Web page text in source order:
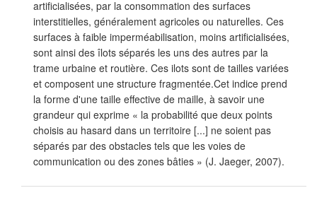
artificialisées, par la consommation des surfaces
interstitielles, généralement agricoles ou naturelles. Ces
surfaces à faible imperméabilisation, moins artificialisées,
sont ainsi des îlots séparés les uns des autres par la
trame urbaine et routière. Ces ilots sont de tailles variées
et composent une structure fragmentée.Cet indice prend
la forme d'une taille effective de maille, à savoir une
grandeur qui exprime « la probabilité que deux points
choisis au hasard dans un territoire [...] ne soient pas
séparés par des obstacles tels que les voies de
communication ou des zones bâties » (J. Jaeger, 2007).